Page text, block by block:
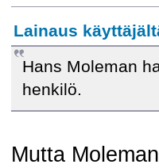
Lainaus
Hans Moleman
henkilö.
Mutta